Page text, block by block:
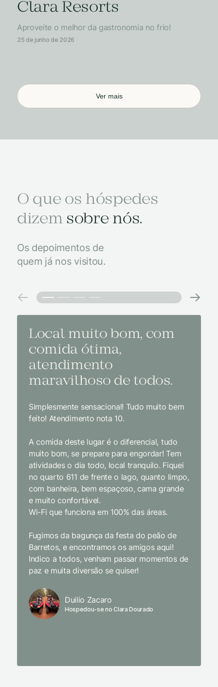
Clara Resorts
Aproveite o melhor da gastronomia no frio!
25 de junho de 2026
Ver mais
O que os hóspedes
dizem sobre nós.
Os depoimentos de
quem já nos visitou.
Local muito bom, com
comida ótima,
atendimento
maravilhoso de todos.
Simplesmente sensacional! Tudo muito bem
feito! Atendimento nota 10.
A comida deste lugar é o diferencial, tudo
muito bom, se prepare para engordar! Tem
atividades o dia todo, local tranquilo. Fiquei
no quarto 611 de frente o lago, quanto limpo,
com banheira, bem espaçoso, cama grande
e muito confortável.
Wi-Fi que funciona em 100% das áreas.
Fugimos da bagunça da festa do peão de
Barretos, e encontramos os amigos aqui!
Indico a todos, venham passar momentos de
paz e muita diversão se quiser!
Duilio Zacaro
Hospedou-se no Clara Dourado